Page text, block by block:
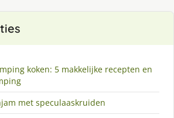
koken: 5 makkelijke recepten en
met speculaaskruiden